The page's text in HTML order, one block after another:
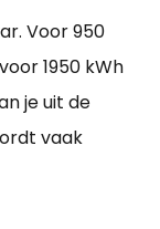
Voor 950
1950 kWh
je uit de
vaak